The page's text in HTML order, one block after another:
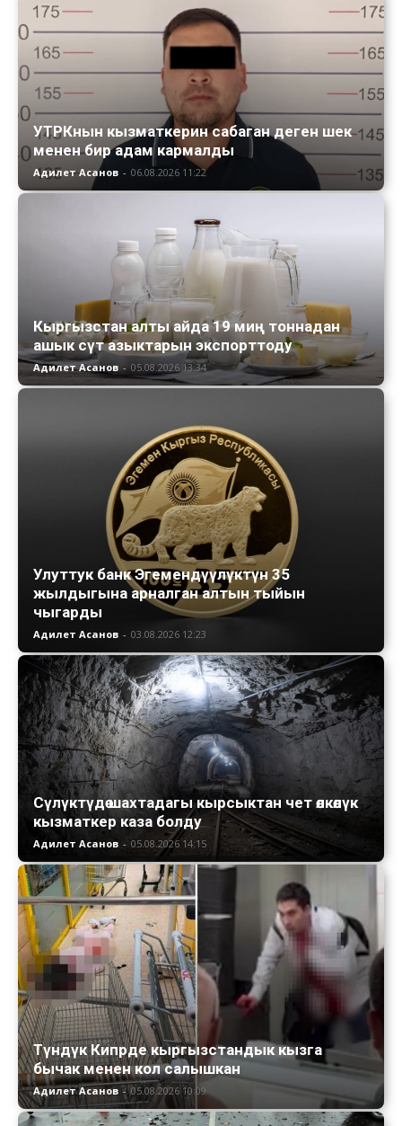
УТРКнын кызматкерин сабаган деген шек
менен бир адам кармалды
Адилет Асанов - 06.08.2026 11:22
Кыргызстан алты айда 19 миң тоннадан
ашык сүт азыктарын экспорттоду
Адилет Асанов - 05.08.2026 13:34
Улуттук банк Эгемендүүлүктүн 35
жылдыгына арналган алтын тыйын
чыгарды
Адилет Асанов - 03.08.2026 12:23
Сүлүктүдө шахтадагы кырсыктан чет өлкөлүк
кызматкер каза болду
Адилет Асанов - 05.08.2026 14:15
Түндүк Кипрде кыргызстандык кызга
бычак менен кол салышкан
Адилет Асанов - 05.08.2026 10:09